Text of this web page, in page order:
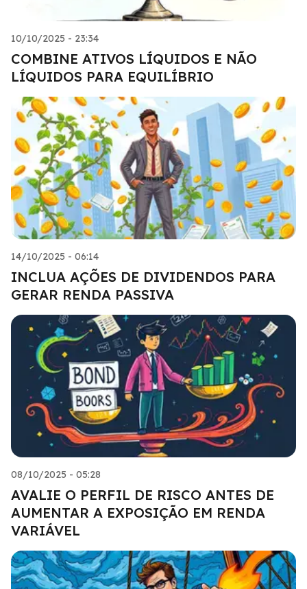
10/10/2025 - 23:34
COMBINE ATIVOS LÍQUIDOS E NÃO
LÍQUIDOS PARA EQUILÍBRIO
14/10/2025 - 06:14
INCLUA AÇÕES DE DIVIDENDOS PARA
GERAR RENDA PASSIVA
08/10/2025 - 05:28
AVALIE O PERFIL DE RISCO ANTES DE
AUMENTAR A EXPOSIÇÃO EM RENDA
VARIÁVEL